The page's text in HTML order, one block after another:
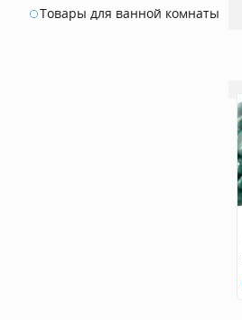
Товары для ванной комнаты